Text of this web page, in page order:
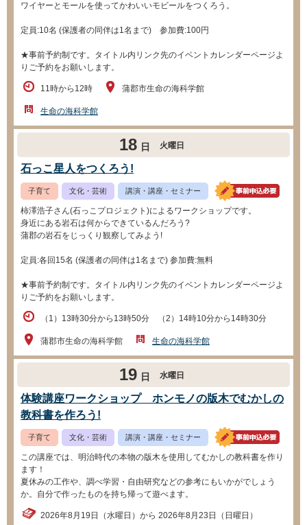
ワイヤーとモールを使ってかわいいモビールをつくろう。
定員:10名 (保護者の同伴は1名まで) 参加費:100円
★事前予約制です。タイトル内リンク先のイベントカレンダーページよ
りご予約をお願いします。
11時から12時 蒲郡市生命の海科学館
生命の海科学館
18 日 火曜日
石っこ星人をつくろう!
子育て 文化・芸術 講演・講座・セミナー
柿澤浩子さん(石っこプロジェクト)によるワークショップです。
身近にある岩石は何からできているんだろう?
蒲郡の岩石をじっくり観察してみよう!
定員:各回15名 (保護者の同伴は1名まで) 参加費:無料
★事前予約制です。タイトル内リンク先のイベントカレンダーページよ
りご予約をお願いします。
（1）13時30分から13時50分 （2）14時10分から14時30分
蒲郡市生命の海科学館 生命の海科学館
19 日 水曜日
体験講座ワークショップ ホンモノの版木でむかしの
教科書を作ろう!
子育て 文化・芸術 講演・講座・セミナー
この講座では、明治時代の本物の版木を使用してむかしの教科書を作り
ます！
夏休みの工作や、調べ学習・自由研究などの参考にもいかがでしょう
か。自分で作ったものを持ち帰って遊べます。
2026年8月19日（水曜日）から 2026年8月23日（日曜日）